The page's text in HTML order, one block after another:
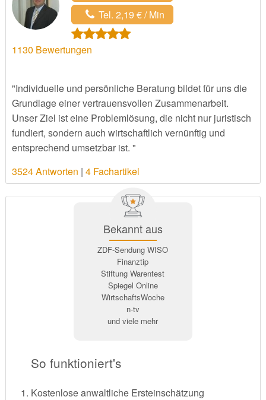
Tel. 2,19 € / Min
1130 Bewertungen
"Individuelle und persönliche Beratung bildet für uns die
Grundlage einer vertrauensvollen Zusammenarbeit.
Unser Ziel ist eine Problemlösung, die nicht nur juristisch
fundiert, sondern auch wirtschaftlich vernünftig und
entsprechend umsetzbar ist. "
3524 Antworten | 4 Fachartikel
Bekannt aus
ZDF-Sendung WISO
Finanztip
Stiftung Warentest
Spiegel Online
WirtschaftsWoche
n-tv
und viele mehr
So funktioniert's
Kostenlose anwaltliche Ersteinschätzung